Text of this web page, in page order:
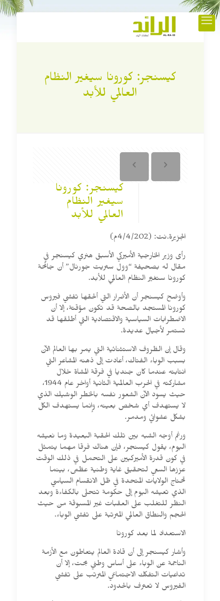
كيسنجر: كورونا سيغير النظام
العالمي للأبد
كيسنجر: كورونا
سيغير النظام
العالمي للأبد
الجزيرة.نت: (4/4/202م)
رأى وزير الخارجية الأميركي الأسبق هنري كيسنجر في
مقال له بصحيفة “وول ستريت جورنال” أن جائحة
كورونا ستغيّر النظام العالمي للأبد.
وأوضح كيسنجر أن الأضرار التي ألحقها تفشي فيروس
كورونا المستجد بالصحة قد تكون مؤقتة، إلا أن
الاضطرابات السياسية والاقتصادية التي أطلقها قد
تستمر لأجيال عديدة.
وقال إن الظروف الاستثنائية التي يمر بها العالم الآن
بسبب الوباء الفتاك، أعادت إلى ذهنه المشاعر التي
انتابته عندما كان جنديا في فرقة المشاة خلال
مشاركته في الحرب العالمية الثانية أواخر عام 1944،
حيث يسود الآن الشعور نفسه بالخطر الوشيك الذي
لا يستهدف أي شخص بعينه، وإنما يستهدف الكل
بشكل عشوائي ومدمر.
ورغم أوجه الشبه بين تلك الحقبة البعيدة وما نعيشه
اليوم، يقول كيسنجر، فإن هناك فرقا مهما يتمثل
في كون قدرة الأميركيين على التحمل في ذلك الوقت
عززها السعي لتحقيق غاية وطنية عظمى، بينما
تحتاج الولايات المتحدة في ظل الانقسام السياسي
الذي تعيشه اليوم إلى حكومة تتحلى بالكفاءة وبعد
النظر للتغلب على العقبات غير المسبوقة من حيث
الحجم والنطاق العالمي المترتبة على تفشي الوباء.
الاستعداد لما بعد كورونا
وأشار كيسنجر إلى أن قادة العالم يتعاطون مع الأزمة
الناجمة عن الوباء على أساس وطني بحت، إلا أن
تداعيات التفكك الاجتماعي المترتب على تفشي
الفيروس لا تعترف بالحدود.